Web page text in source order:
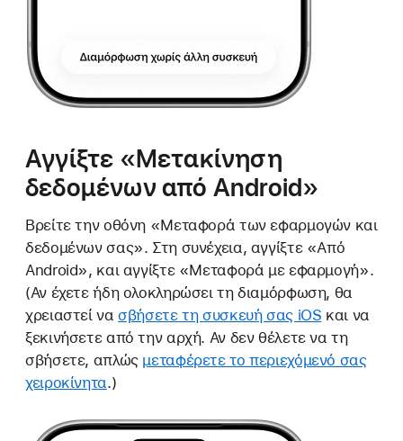
Αγγίξτε «Μετακίνηση
δεδομένων από Android»
Βρείτε την οθόνη «Μεταφορά των εφαρμογών και
δεδομένων σας». Στη συνέχεια, αγγίξτε «Από
Android», και αγγίξτε «Μεταφορά με εφαρμογή».
(Αν έχετε ήδη ολοκληρώσει τη διαμόρφωση, θα
χρειαστεί νασβήσετε τη συσκευή σας iOS και να
ξεκινήσετε από την αρχή. Αν δεν θέλετε να τη
σβήσετε, απλώς μεταφέρετε το περιεχόμενό σας
χειροκίνητα.)